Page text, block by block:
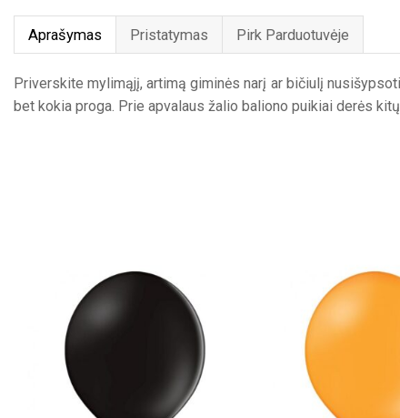
Aprašymas Pristatymas Pirk Parduotuvėje
Priverskite mylimąjį, artimą giminės narį ar bičiulį
bet kokia proga. Prie apvalaus žalio baliono puikiai derės